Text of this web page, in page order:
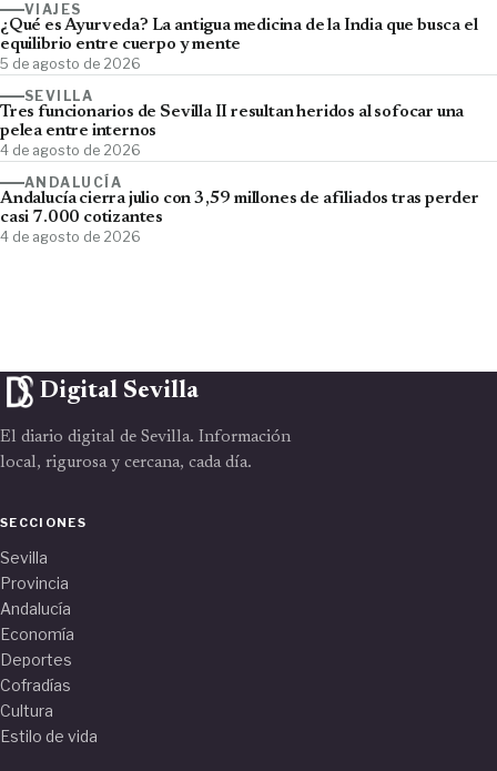
VIAJES
¿Qué es Ayurveda? La antigua medicina de la India que busca el
equilibrio entre cuerpo y mente
5 de agosto de 2026
SEVILLA
Tres funcionarios de Sevilla II resultan heridos al sofocar una
pelea entre internos
4 de agosto de 2026
ANDALUCÍA
Andalucía cierra julio con 3,59 millones de afiliados tras perder
casi 7.000 cotizantes
4 de agosto de 2026
Digital Sevilla
El diario digital de Sevilla. Información
local, rigurosa y cercana, cada día.
SECCIONES
Sevilla
Provincia
Andalucía
Economía
Deportes
Cofradías
Cultura
Estilo de vida